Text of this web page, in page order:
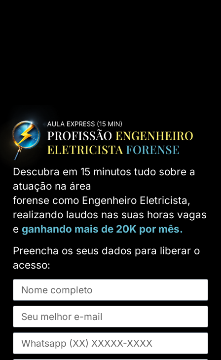
Descubra em 15 minutos tudo sobre a
atuação na área
forense como Engenheiro Eletricista,
realizando laudos nas suas horas vagas
e ganhando mais de 20K por mês.
Preencha os seus dados para liberar o
acesso: